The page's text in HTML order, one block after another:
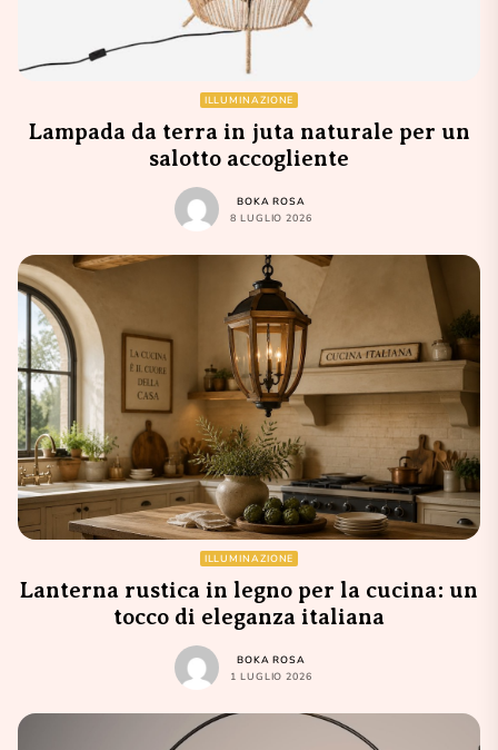
ILLUMINAZIONE
Lampada da terra in juta naturale per un
salotto accogliente
BOKA ROSA
8 LUGLIO 2026
ILLUMINAZIONE
Lanterna rustica in legno per la cucina: un
tocco di eleganza italiana
BOKA ROSA
1 LUGLIO 2026